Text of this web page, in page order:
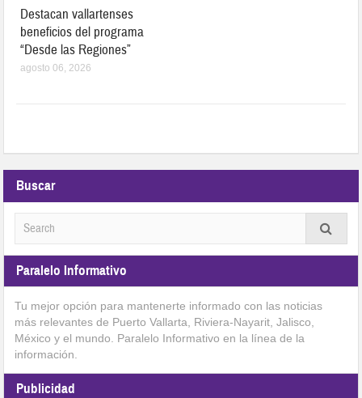
Destacan vallartenses
beneficios del programa
“Desde las Regiones”
agosto 06, 2026
Buscar
Paralelo Informativo
Tu mejor opción para mantenerte informado con las noticias
más relevantes de Puerto Vallarta, Riviera-Nayarit, Jalisco,
México y el mundo. Paralelo Informativo en la línea de la
información.
Publicidad